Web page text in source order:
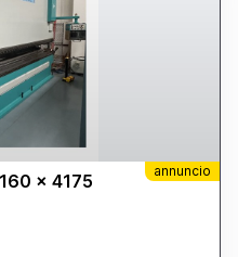
annuncio
x 4175